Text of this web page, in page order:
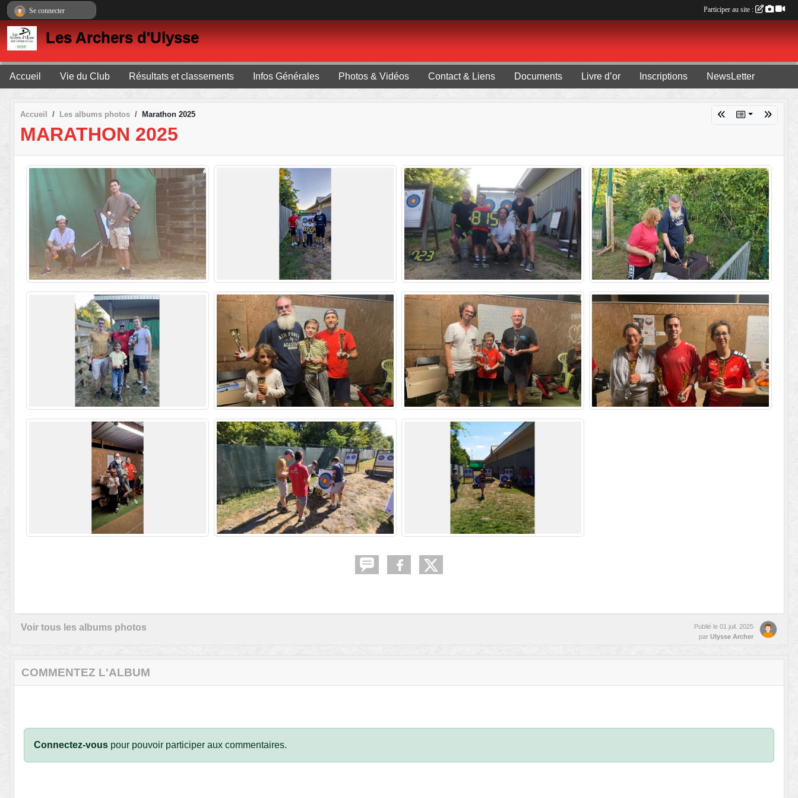
Les Archers d'Ulysse
Accueil Vie du Club Résultats et classements Infos Générales Photos & Vidéos Contact & Liens Documents Livre d’or Inscriptions NewsLetter
Accueil Les albums photos Marathon 2025
MARATHON 2025
Voir tous les albums photos Publié le 01 juil. 2025
par Ulysse Archer
COMMENTEZ L'ALBUM
Connectez-vous pour pouvoir participer aux commentaires.
Se connecter Participer au site :
Panneau de gestion des cookies